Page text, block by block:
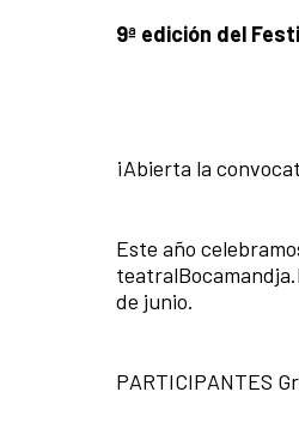
9ª edición del
¡Abierta la
Este año
de junio.
PARTICIPANTES